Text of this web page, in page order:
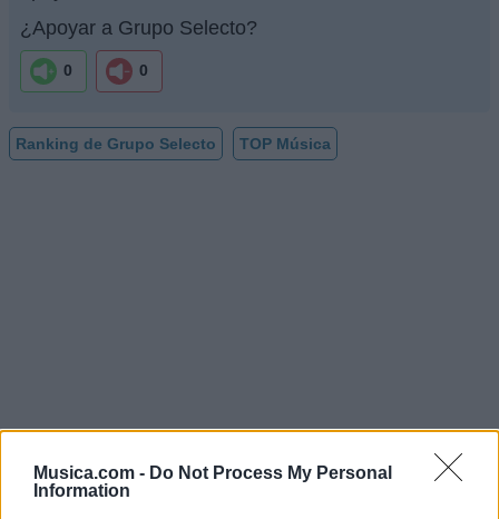
Musica.com - Do Not Process My Personal
Information
¿Apoyar a Grupo Selecto?
0 0
Ranking de Grupo Selecto TOP Música